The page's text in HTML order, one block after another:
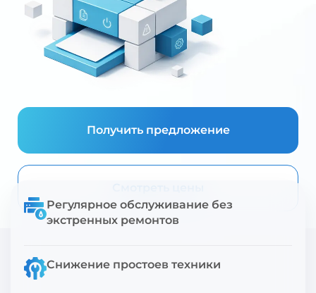
Получить предложение
Регулярное обслуживание без
экстренных ремонтов
Снижение простоев техники